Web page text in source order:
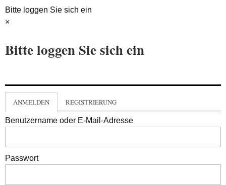
Bitte loggen Sie sich ein
×
Bitte loggen Sie sich ein
ANMELDEN REGISTRIERUNG
Benutzername oder E-Mail-Adresse
Passwort